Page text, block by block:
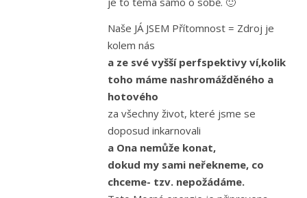
Naše JÁ JSEM Přítomnost = Zdroj je
kolem nás
a ze své vyšší perfspektivy ví,kolik
toho máme nashromážděného a
hotového
za všechny život, které jsme se
doposud inkarnovali
a Ona nemůže konat,
dokud my sami neřekneme, co
chceme- tzv. nepožádáme.